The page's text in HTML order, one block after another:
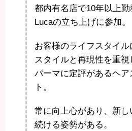
都内有名店で10年以上勤
Lucaの立ち上げに参加。
お客様のライフスタイ
スタイルと再現性を重
パーマに定評があるヘア
ト。
常に向上心があり、新
続ける姿勢がある。